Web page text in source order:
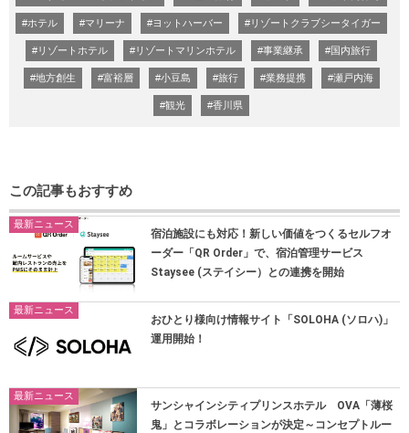
#ホテル #マリーナ #ヨットハーバー #リゾートクラブシータイガー
#リゾートホテル #リゾートマリンホテル #事業継承 #国内旅行
#地方創生 #富裕層 #小豆島 #旅行 #業務提携 #瀬戸内海
#観光 #香川県
この記事もおすすめ
最新ニュース
宿泊施設にも対応！新しい価値をつくるセルフオ
ーダー「QR Order」で、宿泊管理サービス
Staysee (ステイシー）との連携を開始
最新ニュース
おひとり様向け情報サイト「SOLOHA (ソロハ)」
運用開始！
最新ニュース
サンシャインシティプリンスホテル OVA「薄桜
鬼」とコラボレーションが決定～コンセプトルー